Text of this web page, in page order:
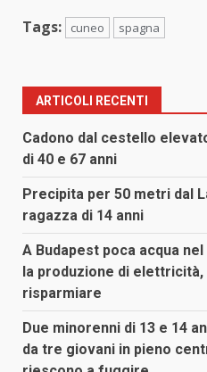
Tags: cuneo spagna
ARTICOLI RECENTI
Cadono dal cestello
di 40 e 67 anni
Precipita per 50 metri dal
ragazza di 14 anni
A Budapest poca acqua
la produzione di
risparmiare
Due minorenni di 13 e 14
da tre giovani in pieno